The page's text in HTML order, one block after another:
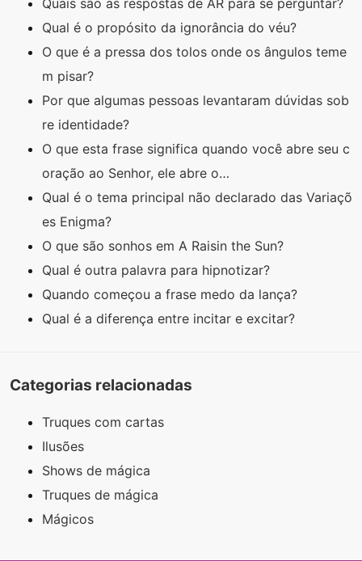
Quais são as respostas de AR para se perguntar?
Qual é o propósito da ignorância do véu?
O que é a pressa dos tolos onde os ângulos teme
m pisar?
Por que algumas pessoas levantaram dúvidas sob
re identidade?
O que esta frase significa quando você abre seu c
oração ao Senhor, ele abre o…
Qual é o tema principal não declarado das Variaçõ
es Enigma?
O que são sonhos em A Raisin the Sun?
Qual é outra palavra para hipnotizar?
Quando começou a frase medo da lança?
Qual é a diferença entre incitar e excitar?
Categorias relacionadas
Truques com cartas
Ilusões
Shows de mágica
Truques de mágica
Mágicos